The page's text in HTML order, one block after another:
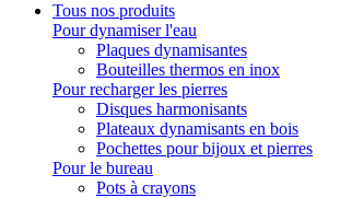
Tous nos produits
Pour dynamiser l'eau
Plaques dynamisantes
Bouteilles thermos en inox
Pour recharger les pierres
Disques harmonisants
Plateaux dynamisants en bois
Pochettes pour bijoux et pierres
Pour le bureau
Pots à crayons